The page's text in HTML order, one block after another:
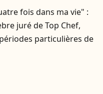
fois dans ma vie" :
juré de Top Chef,
particulières de